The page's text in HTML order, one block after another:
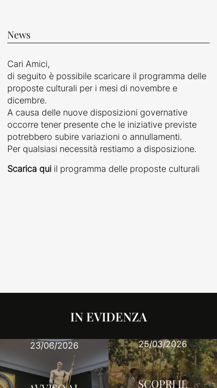
News
Cari Amici,
di seguito è possibile scaricare il programma delle
proposte culturali per i mesi di novembre e
dicembre.
A causa delle nuove disposizioni governative
occorre tener presente che le iniziative previste
potrebbero subire variazioni o annullamenti.
Per qualsiasi necessità restiamo a disposizione.
Scarica qui il programma delle proposte culturali
IN EVIDENZA
23/06/2026 25/03/2026
SCOPRI IL